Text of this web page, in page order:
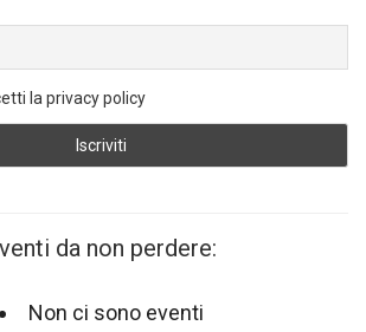
la privacy policy
da non perdere:
Non ci sono eventi